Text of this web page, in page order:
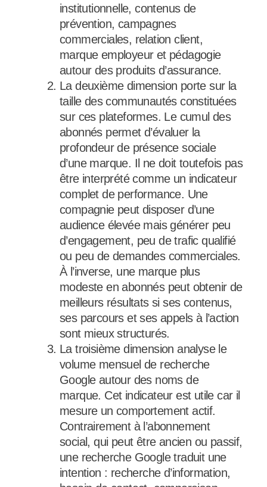
institutionnelle, contenus de
prévention, campagnes
commerciales, relation client,
marque employeur et pédagogie
autour des produits d’assurance.
La deuxième dimension porte sur la
taille des communautés constituées
sur ces plateformes. Le cumul des
abonnés permet d’évaluer la
profondeur de présence sociale
d’une marque. Il ne doit toutefois pas
être interprété comme un indicateur
complet de performance. Une
compagnie peut disposer d’une
audience élevée mais générer peu
d’engagement, peu de trafic qualifié
ou peu de demandes commerciales.
À l’inverse, une marque plus
modeste en abonnés peut obtenir de
meilleurs résultats si ses contenus,
ses parcours et ses appels à l’action
sont mieux structurés.
La troisième dimension analyse le
volume mensuel de recherche
Google autour des noms de
marque. Cet indicateur est utile car il
mesure un comportement actif.
Contrairement à l’abonnement
social, qui peut être ancien ou passif,
une recherche Google traduit une
intention : recherche d’information,